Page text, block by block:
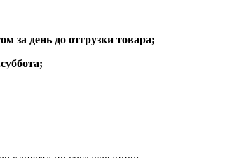
за день до отгрузки товара;